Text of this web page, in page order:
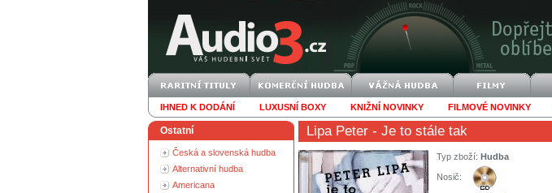
IHNED K DODÁNÍ LUXUSNÍ BOXY KNIŽNÍ NOVINKY FILMOVÉ NOVINKY
Ostatní
Česká a slovenská hudba
Alternativní hudba
Americana
Lipa Peter - Je to stále tak
Typ zboží: Hudba
Nosič: